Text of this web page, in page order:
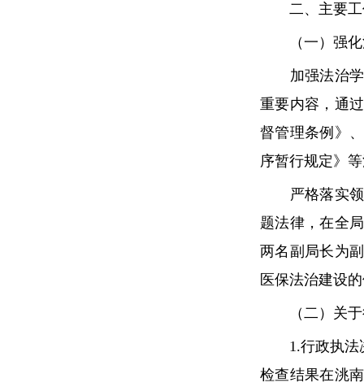
二、主要工
（一）强化
加强法治学
重要内容，通
督管理条例》
序暂行规定》
严格落实领
题法律，在全
两名副局长为
医保法治建设
（二）关于
1.行政执法决
检查结果在洮